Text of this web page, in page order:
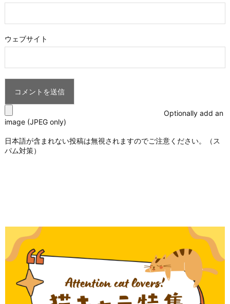
ウェブサイト
Optionally add an
image (JPEG only)
日本語が含まれない投稿は無視されますのでご注意ください。（ス
パム対策）